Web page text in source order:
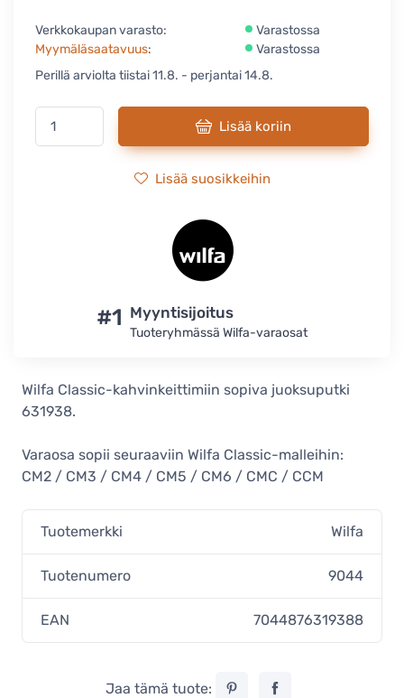
Verkkokaupan varasto:
Varastossa
Myymäläsaatavuus:
Varastossa
Perillä arviolta tiistai 11.8. - perjantai 14.8.
Lisää koriin
Lisää suosikkeihin
#1 Myyntisijoitus
Tuoteryhmässä Wilfa-varaosat
Wilfa Classic-kahvinkeittimiin sopiva juoksuputki
631938.
Varaosa sopii seuraaviin Wilfa Classic-malleihin:
CM2 / CM3 / CM4 / CM5 / CM6 / CMC / CCM
Tuotemerkki Wilfa
Tuotenumero 9044
EAN 7044876319388
Jaa tämä tuote: